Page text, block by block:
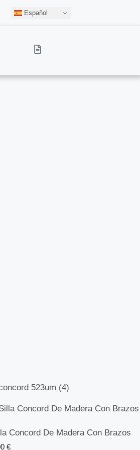
Español
Concord De Madera Con Brazos
€